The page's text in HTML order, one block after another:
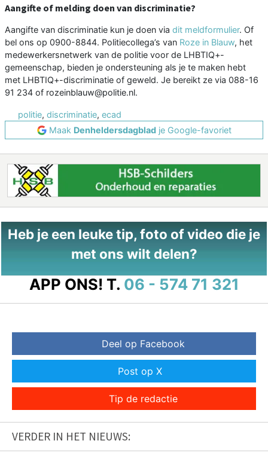
Aangifte of melding doen van discriminatie?
Aangifte van discriminatie kun je doen via dit meldformulier. Of
bel ons op 0900-8844. Politiecollega’s van Roze in Blauw, het
medewerkersnetwerk van de politie voor de LHBTIQ+-
gemeenschap, bieden je ondersteuning als je te maken hebt
met LHBTIQ+-discriminatie of geweld. Je bereikt ze via 088-16
91 234 of rozeinblauw@politie.nl.
politie, discriminatie, ecad
Maak Denheldersdagbladje Google-favoriet
Heb je een leuke tip, foto of video die je
met ons wilt delen?
APP ONS! T. 06 - 574 71 321
Deel op Facebook
Post op X
Tip de redactie
VERDER IN HET NIEUWS: